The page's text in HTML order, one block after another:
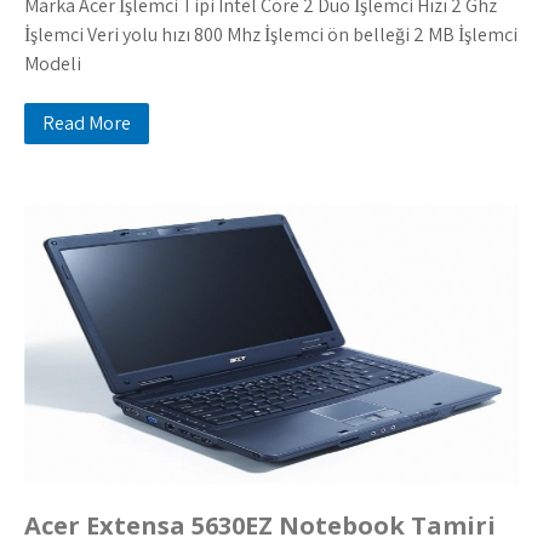
Marka Acer İşlemci Tipi Intel Core 2 Duo İşlemci Hızı 2 Ghz
İşlemci Veri yolu hızı 800 Mhz İşlemci ön belleği 2 MB İşlemci
Modeli
Read More
Acer Extensa 5630EZ Notebook Tamiri